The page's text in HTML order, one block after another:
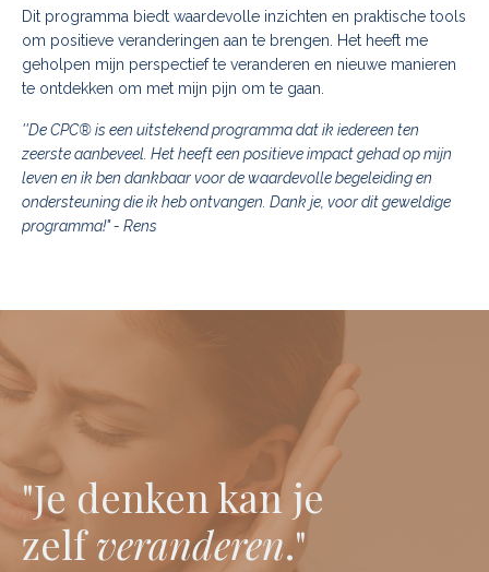
Dit programma biedt waardevolle inzichten en praktische tools
om positieve veranderingen aan te brengen. Het heeft me
geholpen mijn perspectief te veranderen en nieuwe manieren
te ontdekken om met mijn pijn om te gaan.
''De CPC® is een uitstekend programma dat ik iedereen ten
zeerste aanbeveel. Het heeft een positieve impact gehad op mijn
leven en ik ben dankbaar voor de waardevolle begeleiding en
ondersteuning die ik heb ontvangen. Dank je, voor dit geweldige
programma!" - Rens
"Je denken kan je
zelfveranderen."